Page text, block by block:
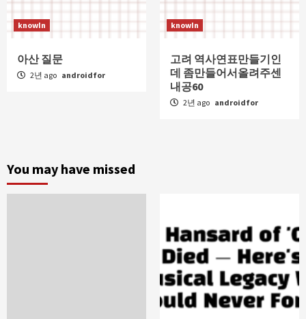
knowIn
아산 질문
2년 ago androidfor
knowIn
고려 역사연표만들기인
데 좀만들어서올려주센
내공60
2년 ago androidfor
You may have missed